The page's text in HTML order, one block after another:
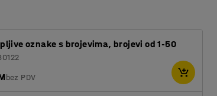
oznake s brojevima, brojevi od 1-50
bez PDV